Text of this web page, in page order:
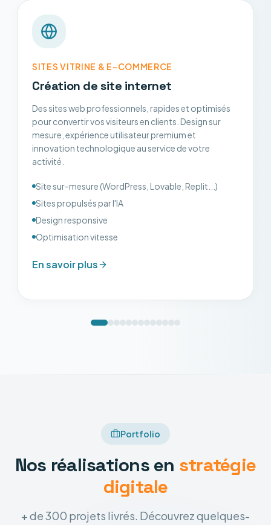
SITES VITRINE & E-COMMERCE
Création de site internet
Des sites web professionnels, rapides et optimisés
pour convertir vos visiteurs en clients. Design sur
mesure, expérience utilisateur premium et
innovation technologique au service de votre
activité.
Site sur-mesure (WordPress, Lovable, Replit...)
Sites propulsés par l'IA
Design responsive
Optimisation vitesse
En savoir plus
Portfolio
Nos réalisations en stratégie
digitale
+ de 300 projets livrés. Découvrez quelques-